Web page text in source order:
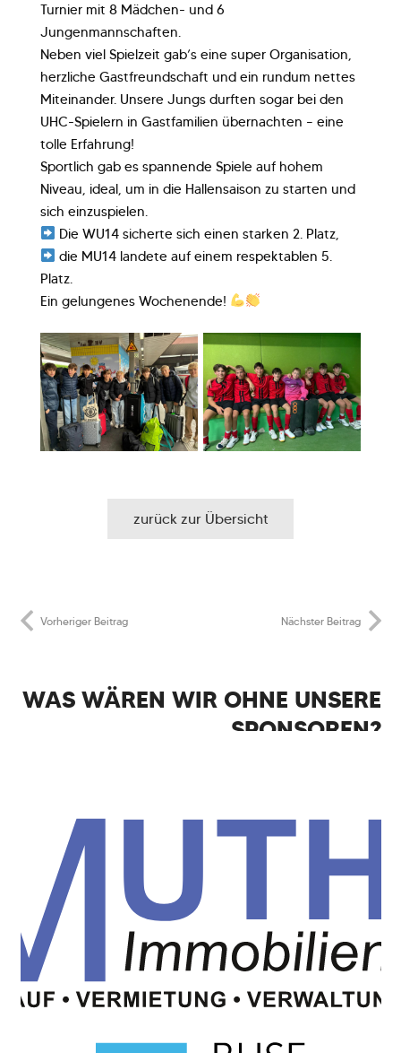
Turnier mit 8 Mädchen- und 6
Jungenmannschaften.
Neben viel Spielzeit gab’s eine super Organisation,
herzliche Gastfreundschaft und ein rundum nettes
Miteinander. Unsere Jungs durften sogar bei den
UHC-Spielern in Gastfamilien übernachten – eine
tolle Erfahrung!
Sportlich gab es spannende Spiele auf hohem
Niveau, ideal, um in die Hallensaison zu starten und
sich einzuspielen.
Die WU14 sicherte sich einen starken 2. Platz,
die MU14 landete auf einem respektablen 5.
Platz.
Ein gelungenes Wochenende!
zurück zur Übersicht
Vorheriger Beitrag Nächster Beitrag
WAS WÄREN WIR OHNE UNSERE
SPONSOREN?